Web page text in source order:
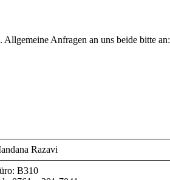
Anfragen an uns beide bitte an:
Razavi
B310